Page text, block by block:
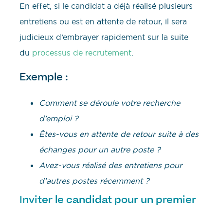
En effet, si le candidat a déjà réalisé plusieurs
entretiens ou est en attente de retour, il sera
judicieux d’embrayer rapidement sur la suite
du processus de recrutement
Exemple :
Comment se déroule votre recherche
d’emploi ?
Êtes-vous en attente de retour suite à des
échanges pour un autre poste ?
Avez-vous réalisé des entretiens pour
d’autres postes récemment ?
Inviter le candidat pour un premier